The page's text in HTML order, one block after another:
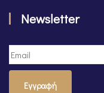
Newsletter
Εγγραφή